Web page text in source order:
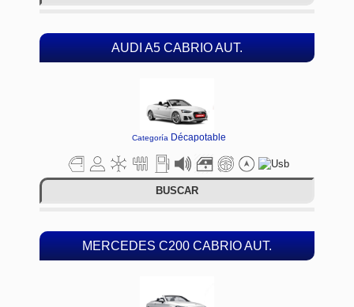
AUDI A5 CABRIO AUT.
Categoría Décapotable
BUSCAR
MERCEDES C200 CABRIO AUT.